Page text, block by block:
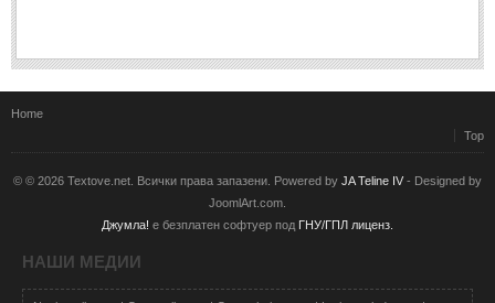
Home
Top
© © 2026 Textove.net. Всички права запазени. Powered by JA Teline IV - Designed by
JoomlArt.com.
Джумла! е безплатен софтуер под ГНУ/ГПЛ лиценз.
НАШИ МЕДИИ